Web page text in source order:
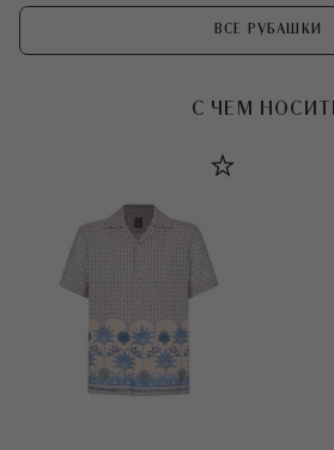
ВСЕ РУБАШКИ
С ЧЕМ